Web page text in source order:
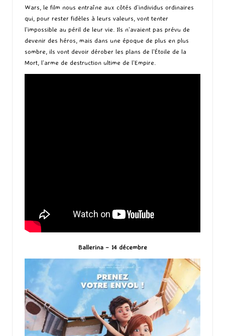
Wars, le film nous entraîne aux côtés d’individus ordinaires
qui, pour rester fidèles à leurs valeurs, vont tenter
l’impossible au péril de leur vie. Ils n’avaient pas prévu de
devenir des héros, mais dans une époque de plus en plus
sombre, ils vont devoir dérober les plans de l’Étoile de la
Mort, l’arme de destruction ultime de l’Empire.
Ballerina – 14 décembre